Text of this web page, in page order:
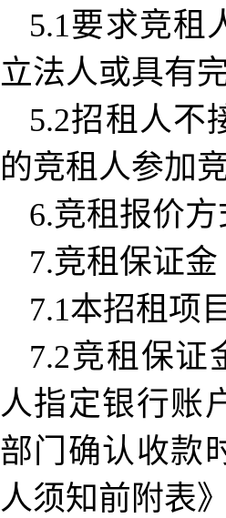
5.1要求竞租
立法人或具有
5.2招租人不
的竞租人参加
6.竞租报价
7.竞租保证金
7.1本招租项
7.2竞租保证
人指定银行账
部门确认收款
人须知前附表